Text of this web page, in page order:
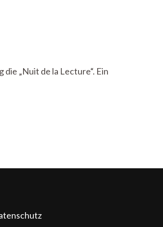
„Nuit de la Lecture“. Ein